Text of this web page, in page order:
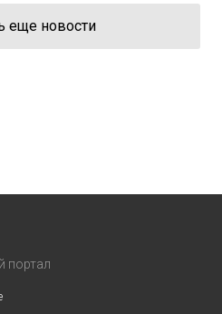
еще новости
портал